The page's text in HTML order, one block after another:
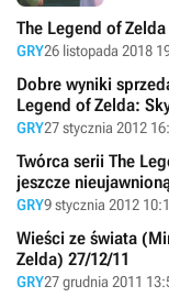
The Legend of
GRY26 listopada 2018
Dobre wyniki
Legend of Zelda:
GRY27 stycznia 2012
Twórca serii The
jeszcze
GRY9 stycznia 2012
Wieści ze świata
Zelda) 27/12/11
GRY27 grudnia 2011